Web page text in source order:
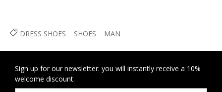
DRESS SHOES SHOES MAN
Sign up for our newsletter: you will instantly receive a 10%
welcome discount.